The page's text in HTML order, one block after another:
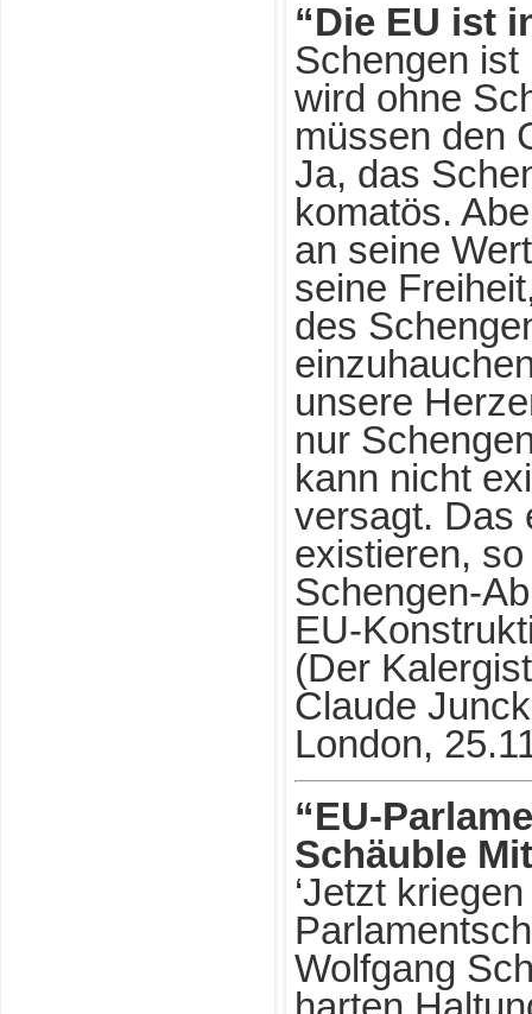
“Die EU ist
Schengen ist
wird ohne
müssen den
Ja, das
komatös.
an seine
seine
des
unsere
nur
kann nicht
versagt. Das
existieren,
Schengen-
EU-
(Der
Claude
London,
“EU-
Schäuble
‘Jetzt
Wolfgang